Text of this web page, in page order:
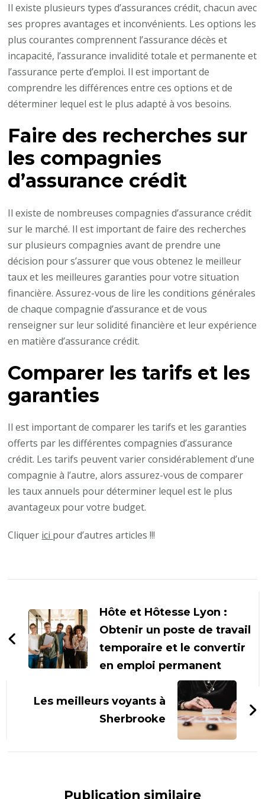
Il existe plusieurs types d’assurances crédit, chacun avec
ses propres avantages et inconvénients. Les options les
plus courantes comprennent l’assurance décès et
incapacité, l’assurance invalidité totale et permanente et
l’assurance perte d’emploi. Il est important de
comprendre les différences entre ces options et de
déterminer lequel est le plus adapté à vos besoins.
Faire des recherches sur
les compagnies
d’assurance crédit
Il existe de nombreuses compagnies d’assurance crédit
sur le marché. Il est important de faire des recherches
sur plusieurs compagnies avant de prendre une
décision pour s’assurer que vous obtenez le meilleur
taux et les meilleures garanties pour votre situation
financière. Assurez-vous de lire les conditions générales
de chaque compagnie d’assurance et de vous
renseigner sur leur solidité financière et leur expérience
en matière d’assurance crédit.
Comparer les tarifs et les
garanties
Il est important de comparer les tarifs et les garanties
offerts par les différentes compagnies d’assurance
crédit. Les tarifs peuvent varier considérablement d’une
compagnie à l’autre, alors assurez-vous de comparer
les taux annuels pour déterminer lequel est le plus
avantageux pour votre budget.
Cliquer ici pour d’autres articles !!!
d'article
Hôte et Hôtesse Lyon :
Obtenir un poste de travail
temporaire et le convertir
en emploi permanent
Les meilleurs voyants à
Sherbrooke
Publication similaire